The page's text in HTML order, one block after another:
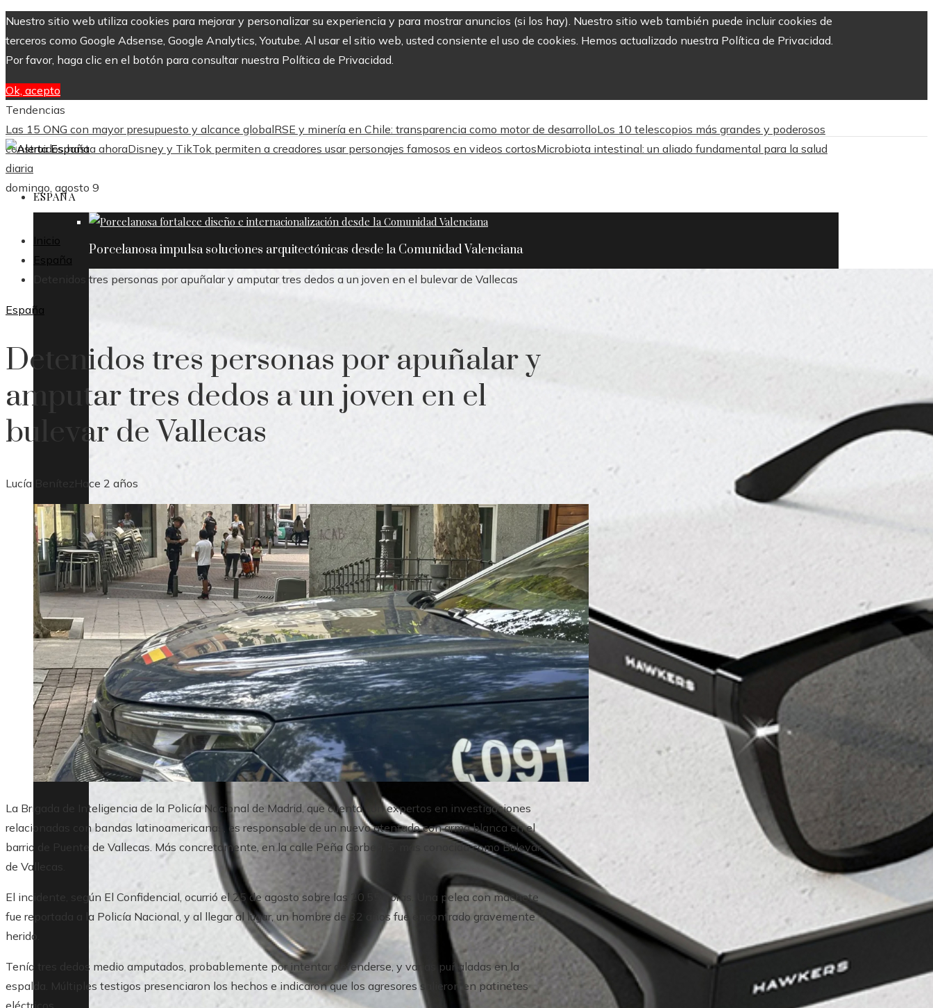
Nuestro sitio web utiliza cookies para mejorar y personalizar su experiencia y para mostrar anuncios (si los hay). Nuestro sitio web también puede incluir cookies de
terceros como Google Adsense, Google Analytics, Youtube. Al usar el sitio web, usted consiente el uso de cookies. Hemos actualizado nuestra Política de Privacidad.
Por favor, haga clic en el botón para consultar nuestra Política de Privacidad.
Ok, acepto
Tendencias
Las 15 ONG con mayor presupuesto y alcance globalRSE y minería en Chile: transparencia como motor de desarrolloLos 10 telescopios más grandes y poderosos
construidos hasta ahoraDisney y TikTok permiten a creadores usar personajes famosos en videos cortosMicrobiota intestinal: un aliado fundamental para la salud
diaria
domingo, agosto 9
ESPAÑA
Porcelanosa impulsa soluciones arquitectónicas desde la Comunidad Valenciana
Inicio
España
Detenidos tres personas por apuñalar y amputar tres dedos a un joven en el bulevar de Vallecas
España
Detenidos tres personas por apuñalar y
amputar tres dedos a un joven en el
bulevar de Vallecas
Lucía Benítez Hace 2 años
La Brigada de Inteligencia de la Policía Nacional de Madrid, que cuenta con expertos en investigaciones
relacionadas con bandas latinoamericanas, es responsable de un nuevo atentado con arma blanca en el
barrio de Puente de Vallecas. Más concretamente, en la calle Peña Gorbea, 5, más conocida como Bulevar
de Vallecas.
El incidente, según El Confidencial, ocurrió el 25 de agosto sobre las 20.55 horas. Una pelea con machete
fue reportada a la Policía Nacional, y al llegar al lugar, un hombre de 32 años fue encontrado gravemente
herido.
Tenía tres dedos medio amputados, probablemente por intentar defenderse, y varias puñaladas en la
espalda. Múltiples testigos presenciaron los hechos e indicaron que los agresores salieron en patinetes